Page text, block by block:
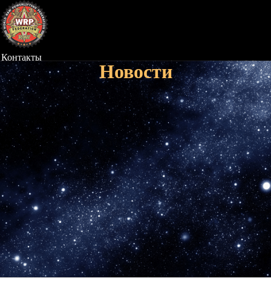
Контакты
Новости